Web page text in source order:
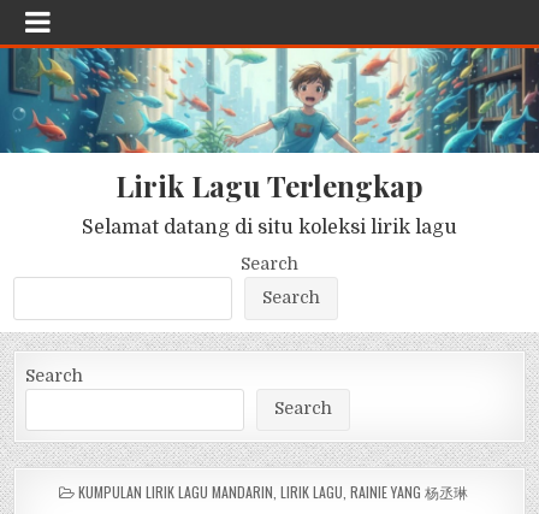
Lirik Lagu Terlengkap
Selamat datang di situ koleksi lirik lagu
Search
Search
Search
Search
POSTED
KUMPULAN LIRIK LAGU MANDARIN LIRIK LAGU RAINIE YANG 杨丞琳